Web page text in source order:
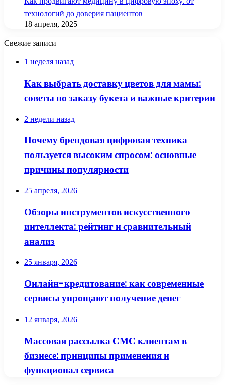
технологий до доверия пациентов
18 апреля, 2025
Свежие записи
1 неделя назад
Как выбрать доставку цветов для мамы:
советы по заказу букета и важные критерии
2 недели назад
Почему брендовая цифровая техника
пользуется высоким спросом: основные
причины популярности
25 апреля, 2026
Обзоры инструментов искусственного
интеллекта: рейтинг и сравнительный
анализ
25 января, 2026
Онлайн-кредитование: как современные
сервисы упрощают получение денег
12 января, 2026
Массовая рассылка СМС клиентам в
бизнесе: принципы применения и
функционал сервиса